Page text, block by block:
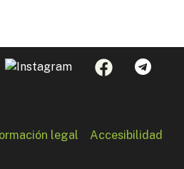
legal Accesibilidad